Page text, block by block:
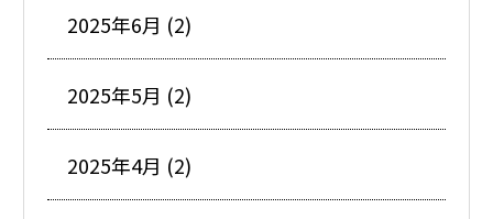
2025年6月 (2)
2025年5月 (2)
2025年4月 (2)